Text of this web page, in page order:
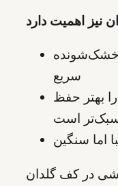
خشک‌شونده
سریع
بهتر حفظ
است
اما سنگین
در کف گلدان